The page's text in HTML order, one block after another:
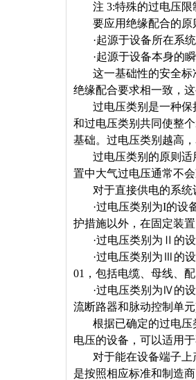
注 3:特殊的过电压
要应用绝缘配合的
·起源于设备所在系统
·起源于设备本身的
这一基础性的安全
绝缘配合要求相一致，
过电压类别是一种
和过电压类别共同使整
基础。过电压类别越高
过电压类别的原则
置中大气过电压通常不
对于直接供电的系
·过电压类别为I的设
护措施以外，在固定装
·过电压类别为 Ⅱ 的
·过电压类别为 Ⅲ 的
01 ，包括电缆、母线、
·过电压类别为Ⅳ的
流断路器和脉动控制单元
根据已确定的过电
电压的设备，可以适用
对于能在设备端子
是按照相应标准和制造